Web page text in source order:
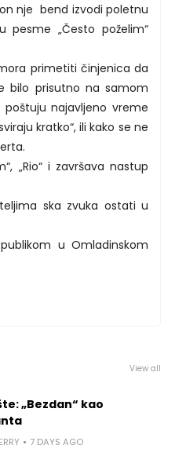
nje bend izvodi poletnu
pesme „Često poželim“
primetiti činjenica da
bilo prisutno na samom
najavljeno vreme
kratko“, ili kako se ne
„Rio“ i završava nastup
ska zvuka ostati u
u Omladinskom
View all
„Bezdan“ kao
7 DAYS AGO